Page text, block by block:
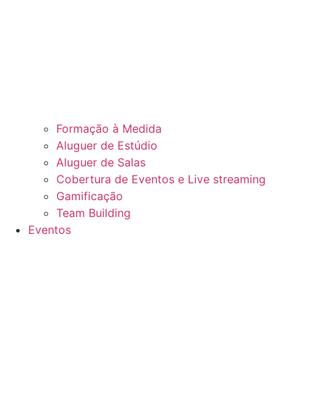
Formação à Medida
Aluguer de Estúdio
Aluguer de Salas
Cobertura de Eventos e Live streaming
Gamificação
Team Building
Eventos